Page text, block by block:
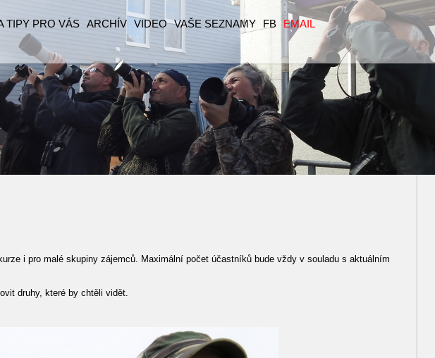
TIPY PRO VÁS ARCHÍV VIDEO VAŠE SEZNAMY FB EMAIL
i pro malé skupiny zájemců. Maximální počet účastníků bude vždy v souladu s aktuálním
druhy, které by chtěli vidět.